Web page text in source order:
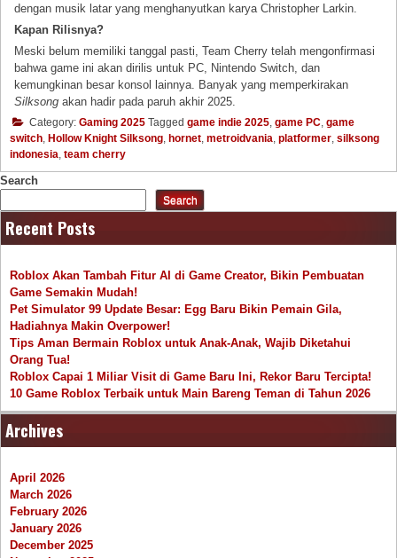
dengan musik latar yang menghanyutkan karya Christopher Larkin.
Kapan Rilisnya?
Meski belum memiliki tanggal pasti, Team Cherry telah mengonfirmasi
bahwa game ini akan dirilis untuk PC, Nintendo Switch, dan
kemungkinan besar konsol lainnya. Banyak yang memperkirakan
Silksong akan hadir pada paruh akhir 2025.
Category: Gaming 2025 Tagged game indie 2025, game PC, game
switch, Hollow Knight Silksong, hornet, metroidvania, platformer, silksong
indonesia, team cherry
Search
Search
Recent Posts
Roblox Akan Tambah Fitur AI di Game Creator, Bikin Pembuatan
Game Semakin Mudah!
Pet Simulator 99 Update Besar: Egg Baru Bikin Pemain Gila,
Hadiahnya Makin Overpower!
Tips Aman Bermain Roblox untuk Anak-Anak, Wajib Diketahui
Orang Tua!
Roblox Capai 1 Miliar Visit di Game Baru Ini, Rekor Baru Tercipta!
10 Game Roblox Terbaik untuk Main Bareng Teman di Tahun 2026
Archives
April 2026
March 2026
February 2026
January 2026
December 2025